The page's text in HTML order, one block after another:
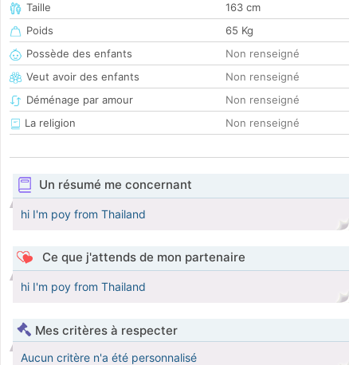
Taille
163 cm
Poids
65 Kg
Possède des enfants
Non renseigné
Veut avoir des enfants
Non renseigné
Déménage par amour
Non renseigné
La religion
Non renseigné
Un résumé me concernant
hi I'm poy from Thailand
Ce que j'attends de mon partenaire
hi I'm poy from Thailand
Mes critères à respecter
Aucun critère n'a été personnalisé